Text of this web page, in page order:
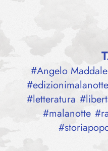
#Angelo
#edizionimalanotte
#letteratura #
#malanotte #
#